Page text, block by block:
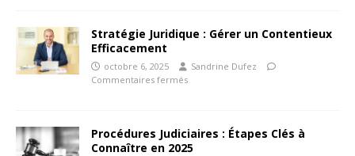
Stratégie Juridique : Gérer un Contentieux
Efficacement
octobre 6, 2025
Sandrine Dufez
Commentaires fermés
Procédures Judiciaires : Étapes Clés à
Connaître en 2025